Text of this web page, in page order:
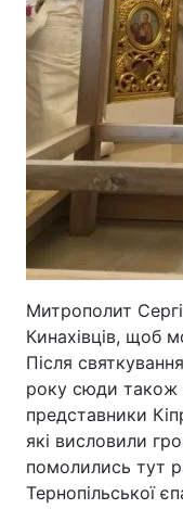
Митрополит
Кинахівців, щоб
Після
року сюди також
представники
які висловили
помолились тут
Тернопільської